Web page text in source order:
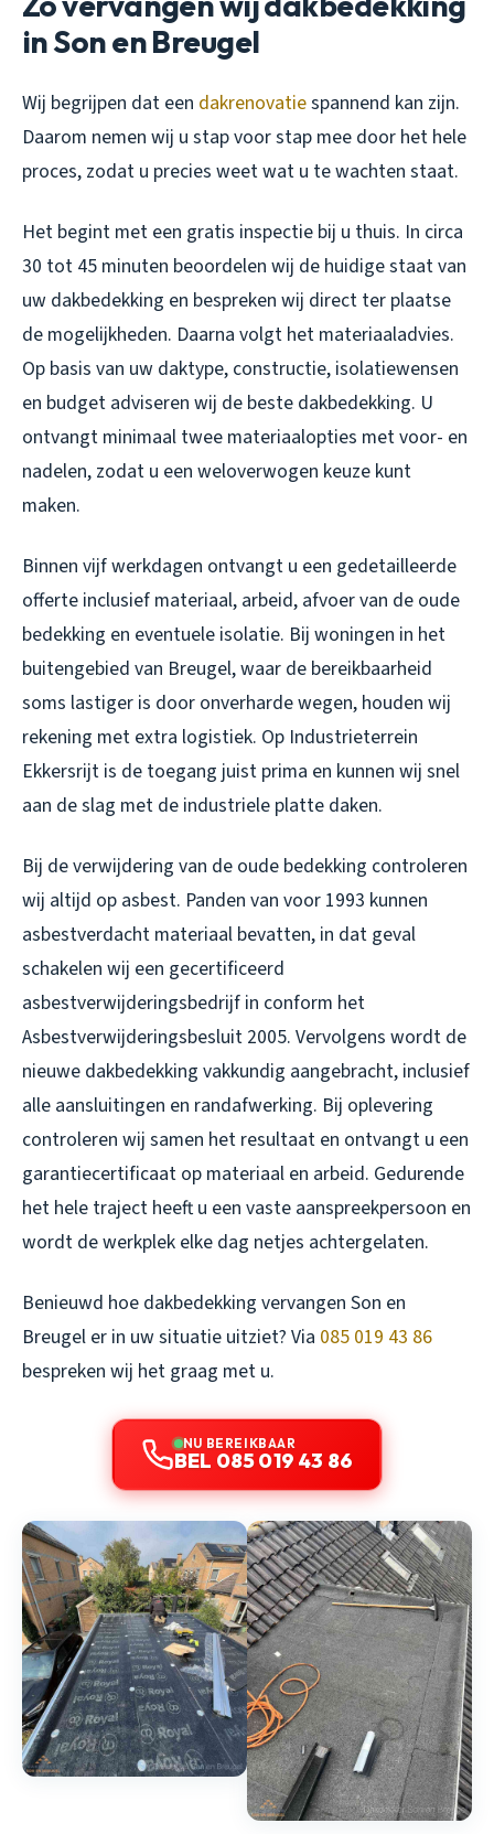
in Son en Breugel
Wij begrijpen dat een dakrenovatiespannend kan zijn.
Daarom nemen wij u stap voor stap mee door het hele
proces, zodat u precies weet wat u te wachten staat.
Het begint met een gratis inspectie bij u thuis. In circa
30 tot 45 minuten beoordelen wij de huidige staat van
uw dakbedekking en bespreken wij direct ter plaatse
de mogelijkheden. Daarna volgt het materiaaladvies.
Op basis van uw daktype, constructie, isolatiewensen
en budget adviseren wij de beste dakbedekking. U
ontvangt minimaal twee materiaalopties met voor- en
nadelen, zodat u een weloverwogen keuze kunt
maken.
Binnen vijf werkdagen ontvangt u een gedetailleerde
offerte inclusief materiaal, arbeid, afvoer van de oude
bedekking en eventuele isolatie. Bij woningen in het
buitengebied van Breugel, waar de bereikbaarheid
soms lastiger is door onverharde wegen, houden wij
rekening met extra logistiek. Op Industrieterrein
Ekkersrijt is de toegang juist prima en kunnen wij snel
aan de slag met de industriele platte daken.
Bij de verwijdering van de oude bedekking controleren
wij altijd op asbest. Panden van voor 1993 kunnen
asbestverdacht materiaal bevatten, in dat geval
schakelen wij een gecertificeerd
asbestverwijderingsbedrijf in conform het
Asbestverwijderingsbesluit 2005. Vervolgens wordt de
nieuwe dakbedekking vakkundig aangebracht, inclusief
alle aansluitingen en randafwerking. Bij oplevering
controleren wij samen het resultaat en ontvangt u een
garantiecertificaat op materiaal en arbeid. Gedurende
het hele traject heeft u een vaste aanspreekpersoon en
wordt de werkplek elke dag netjes achtergelaten.
Benieuwd hoe dakbedekking vervangen Son en
Breugel er in uw situatie uitziet? Via 085 019 43 86
bespreken wij het graag met u.
NU BEREIKBAAR
BEL 085 019 43 86